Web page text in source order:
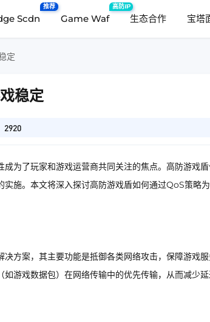
Scdn
推荐
Game Waf
高防IP
生态合作 宝塔
定
稳定
2920
为了玩家和游戏运营商共同关注的焦点。高防游戏
施。本文将深入探讨高防游戏盾如何通过QoS策略
方案，其主要功能是抵御各类网络攻击，保障游戏
游戏数据包）在网络传输中的优先传输，从而减少延